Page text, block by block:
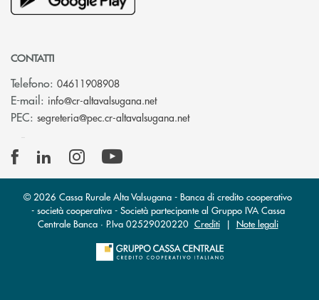
CONTATTI
Telefono: 04611908908
E-mail: info@cr-altavalsugana.net(si apre l’app di posta
PEC: segreteria@pec.cr-altavalsugana.net(si apre l’app di posta
© 2026 Cassa Rurale Alta Valsugana - Banca di credito cooperativo
- società cooperativa - Società partecipante al Gruppo IVA Cassa
Centrale Banca · P.Iva 02529020220 Crediti| Note legali